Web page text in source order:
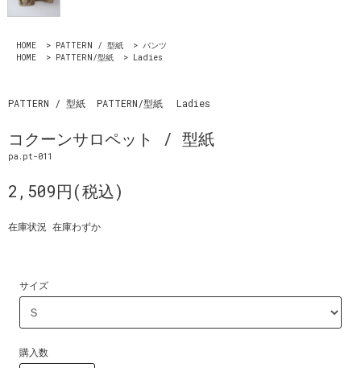
HOME > PATTERN / 型紙 > パンツ
HOME
> PATTERN/型紙 > Ladies
PATTERN / 型紙 PATTERN/型紙 Ladies
コクーンサロペット / 型紙
pa.pt-011
2,509円(税込)
在庫状況 在庫わずか
サイズ
購入数